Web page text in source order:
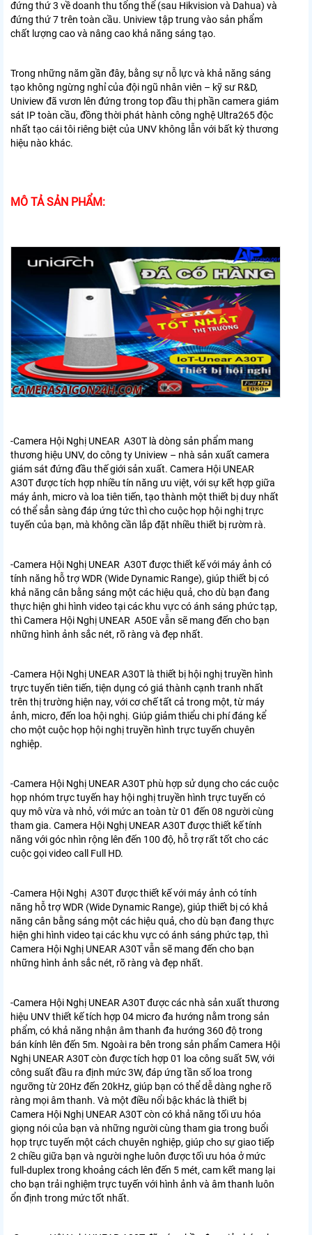
đứng thứ 3 về doanh thu tổng thể (sau Hikvision và Dahua) và
đứng thứ 7 trên toàn cầu. Uniview tập trung vào sản phẩm
chất lượng cao và nâng cao khả năng sáng tạo.
Trong những năm gần đây, bằng sự nỗ lực và khả năng sáng
tạo không ngừng nghỉ của đội ngũ nhân viên – kỹ sư R&D,
Uniview đã vươn lên đứng trong top đầu thị phần camera giám
sát IP toàn cầu, đồng thời phát hành công nghệ Ultra265 độc
nhất tạo cái tôi riêng biệt của UNV không lẫn với bất kỳ thương
hiệu nào khác.
MÔ TẢ SẢN PHẨM:
-Camera Hội Nghị UNEAR A30T là dòng sản phẩm mang
thương hiệu UNV, do công ty Uniview – nhà sản xuất camera
giám sát đứng đầu thế giới sản xuất. Camera Hội UNEAR
A30Tđược tích hợp nhiều tín năng ưu việt, với sự kết hợp giữa
máy ảnh, micro và loa tiên tiến, tạo thành một thiết bị duy nhất
có thể sẳn sàng đáp ứng tức thì cho cuộc họp hội nghị trực
tuyến của bạn, mà không cần lắp đặt nhiều thiết bị rườm rà.
-Camera Hội Nghị UNEAR A30Tđược thiết kế với máy ảnh có
tính năng hỗ trợ WDR (Wide Dynamic Range), giúp thiết bị có
khả năng cân bằng sáng một các hiệu quả, cho dù bạn đang
thực hiện ghi hình video tại các khu vực có ánh sáng phức tạp,
thì Camera Hội Nghị UNEAR A50Evẫn sẽ mang đến cho bạn
những hình ảnh sắc nét, rõ ràng và đẹp nhất.
-Camera Hội Nghị UNEAR A30T là thiết bị hội nghị truyền hình
trực tuyến tiên tiến, tiện dụng có giá thành cạnh tranh nhất
trên thị trường hiện nay, với cơ chế tất cả trong một, từ máy
ảnh, micro, đến loa hội nghị. Giúp giảm thiểu chi phí đáng kể
cho một cuộc họp hội nghị truyền hình trực tuyến chuyên
nghiệp.
-Camera Hội Nghị UNEAR A30T phù hợp sử dụng cho các cuộc
họp nhóm trực tuyến hay hội nghị truyền hình trực tuyến có
quy mô vừa và nhỏ, với mức an toàn từ 01 đến 08 người cùng
tham gia. Camera Hội Nghị UNEAR A30T được thiết kế tính
năng với góc nhìn rộng lên đến 100 độ, hỗ trợ rất tốt cho các
cuộc gọi video call Full HD.
-Camera Hội Nghị A30T được thiết kế với máy ảnh có tính
năng hỗ trợ WDR (Wide Dynamic Range), giúp thiết bị có khả
năng cân bằng sáng một các hiệu quả, cho dù bạn đang thực
hiện ghi hình video tại các khu vực có ánh sáng phức tạp, thì
Camera Hội Nghị UNEAR A30T vẫn sẽ mang đến cho bạn
những hình ảnh sắc nét, rõ ràng và đẹp nhất.
-Camera Hội Nghị UNEAR A30T được các nhà sản xuất thương
hiệu UNV thiết kế tích hợp 04 micro đa hướng nằm trong sản
phẩm, có khả năng nhận âm thanh đa hướng 360 độ trong
bán kính lên đến 5m. Ngoài ra bên trong sản phẩm Camera Hội
Nghị UNEAR A30T còn được tích hợp 01 loa công suất 5W, với
công suất đầu ra định mức 3W, đáp ứng tần số loa trong
ngưỡng từ 20Hz đến 20kHz, giúp bạn có thể dễ dàng nghe rõ
ràng mọi âm thanh. Và một điều nổi bậc khác là thiết bị
Camera Hội Nghị UNEAR A30T còn có khả năng tối ưu hóa
giọng nói của bạn và những người cùng tham gia trong buổi
họp trực tuyến một cách chuyên nghiệp, giúp cho sự giao tiếp
2 chiều giữa bạn và người nghe luôn được tối ưu hóa ở mức
full-duplex trong khoảng cách lên đến 5 mét, cam kết mang lại
cho bạn trải nghiệm trực tuyến với hình ảnh và âm thanh luôn
ổn định trong mức tốt nhất.